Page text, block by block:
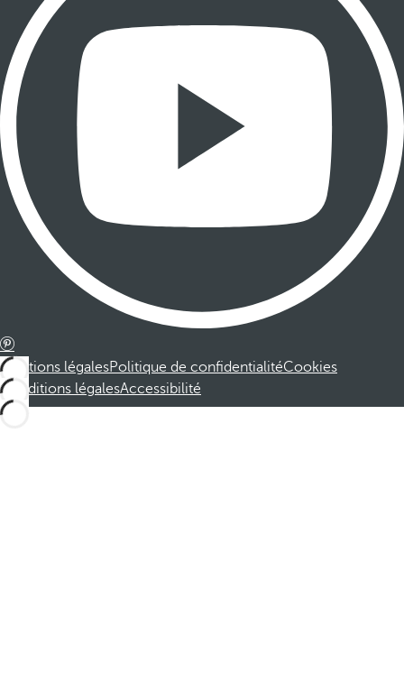
Mentions légalesPolitique de confidentialitéCookies
Conditions légalesAccessibilité